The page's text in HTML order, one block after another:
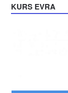
KURS EVRA